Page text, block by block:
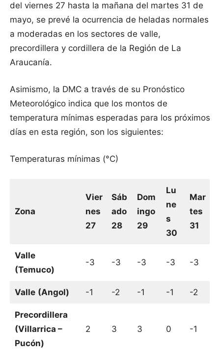
del viernes 27 hasta la mañana del martes 31 de
mayo, se prevé la ocurrencia de heladas normales
a moderadas en los sectores de valle,
precordillera y cordillera de la Región de La
Araucanía.
Asimismo, la DMC a través de su Pronóstico
Meteorológico indica que los montos de
temperatura mínimas esperadas para los próximos
días en esta región, son los siguientes:
Temperaturas mínimas (°C)
Zona
Vier
nes
27
Sáb
ado
28
Dom
ingo
29
Lu
ne
s
30
Mar
tes
31
Valle
(Temuco)
-3 -3 -3 -3 -3
Valle (Angol) -1 -2 -1 -1 -2
Precordillera
(Villarrica –
Pucón)
2 3 3 0 -1